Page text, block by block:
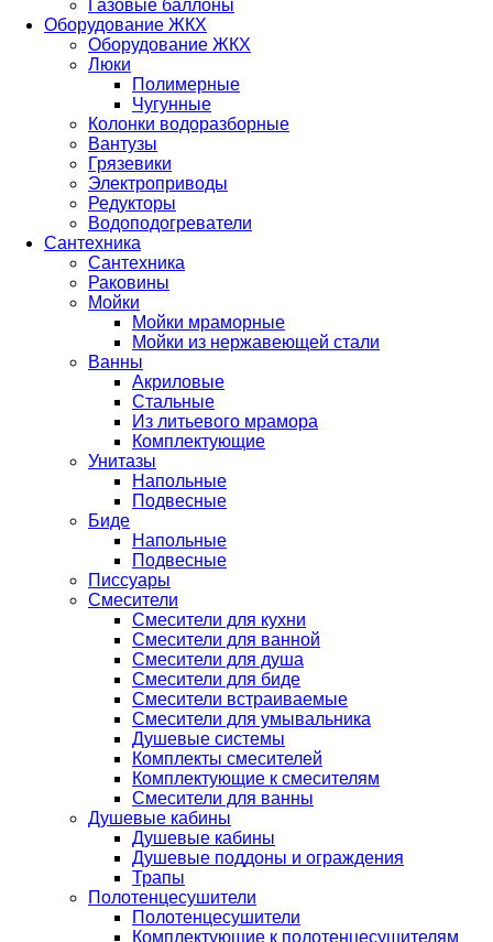
Газовые баллоны
Оборудование ЖКХ
Оборудование ЖКХ
Люки
Полимерные
Чугунные
Колонки водоразборные
Вантузы
Грязевики
Электроприводы
Редукторы
Водоподогреватели
Сантехника
Сантехника
Раковины
Мойки
Мойки мраморные
Мойки из нержавеющей стали
Ванны
Акриловые
Стальные
Из литьевого мрамора
Комплектующие
Унитазы
Напольные
Подвесные
Биде
Напольные
Подвесные
Писсуары
Смесители
Смесители для кухни
Смесители для ванной
Смесители для душа
Смесители для биде
Смесители встраиваемые
Смесители для умывальника
Душевые системы
Комплекты смесителей
Комплектующие к смесителям
Смесители для ванны
Душевые кабины
Душевые кабины
Душевые поддоны и ограждения
Трапы
Полотенцесушители
Полотенцесушители
Комплектующие к полотенцесушителям